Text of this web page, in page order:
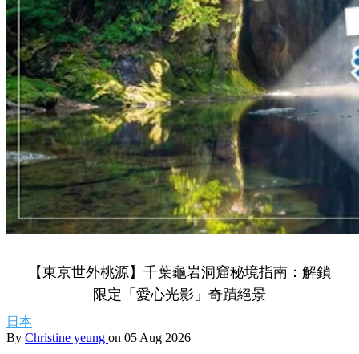
【東京世外桃源】千葉龜岩洞窟秘境指南：解鎖
限定「愛心光影」奇蹟絕景
日本
By Christine yeung on 05 Aug 2026